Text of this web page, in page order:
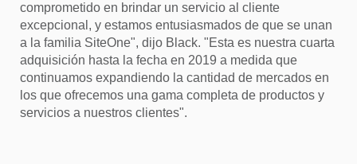
comprometido en brindar un servicio al cliente
excepcional, y estamos entusiasmados de que se unan
a la familia SiteOne", dijo Black. "Esta es nuestra cuarta
adquisición hasta la fecha en 2019 a medida que
continuamos expandiendo la cantidad de mercados en
los que ofrecemos una gama completa de productos y
servicios a nuestros clientes".